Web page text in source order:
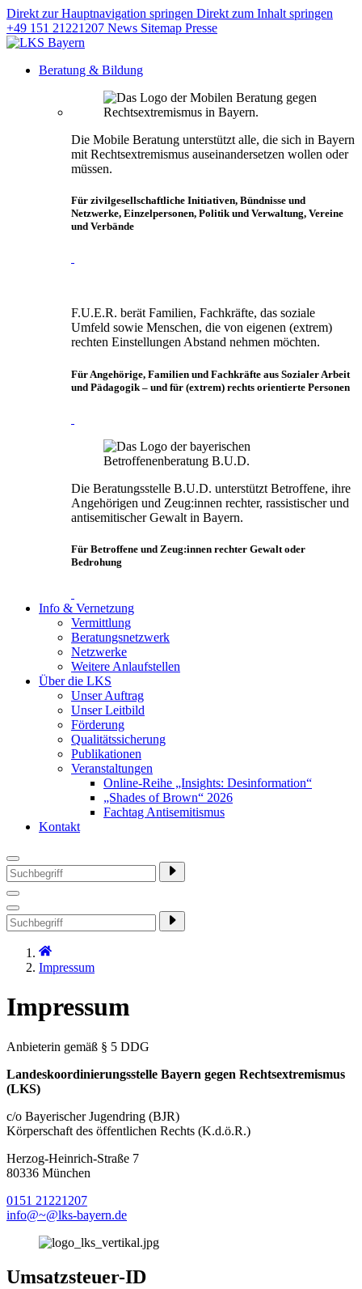
Direkt zur Hauptnavigation springen Direkt zum Inhalt springen
+49 151 21221207 News Sitemap Presse
Beratung & Bildung
Die Mobile Beratung unterstützt alle, die sich in Bayern
mit Rechtsextremismus auseinandersetzen wollen oder
müssen.
Für zivilgesellschaftliche Initiativen, Bündnisse und
Netzwerke, Einzelpersonen, Politik und Verwaltung, Vereine
und Verbände
F.U.E.R. berät Familien, Fachkräfte, das soziale
Umfeld sowie Menschen, die von eigenen (extrem)
rechten Einstellungen Abstand nehmen möchten.
Für Angehörige, Familien und Fachkräfte aus Sozialer Arbeit
und Pädagogik – und für (extrem) rechts orientierte Personen
Die Beratungsstelle B.U.D. unterstützt Betroffene, ihre
Angehörigen und Zeug:innen rechter, rassistischer und
antisemitischer Gewalt in Bayern.
Für Betroffene und Zeug:innen rechter Gewalt oder
Bedrohung
Info & Vernetzung
Vermittlung
Beratungsnetzwerk
Netzwerke
Weitere Anlaufstellen
Über die LKS
Unser Auftrag
Unser Leitbild
Förderung
Qualitätssicherung
Publikationen
Veranstaltungen
Online-Reihe „Insights: Desinformation“
„Shades of Brown“ 2026
Fachtag Antisemitismus
Kontakt
Impressum
Impressum
Anbieterin gemäß § 5 DDG
Landeskoordinierungsstelle Bayern gegen Rechtsextremismus
(LKS)
c/o Bayerischer Jugendring (BJR)
Körperschaft des öffentlichen Rechts (K.d.ö.R.)
Herzog-Heinrich-Straße 7
80336 München
0151 21221207
info@~@lks-bayern.de
Umsatzsteuer-ID